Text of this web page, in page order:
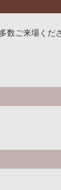
数ご来場くだ